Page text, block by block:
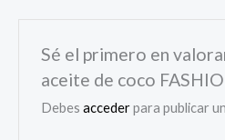
Sé el primero en
aceite de coco
Debesaccederpara publicar